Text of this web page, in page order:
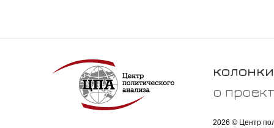
колонки
о
2026 © Центр